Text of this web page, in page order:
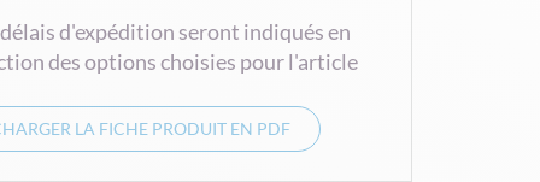
délais d'expédition seront indiqués en
des options choisies pour l'article
LA FICHE PRODUIT EN PDF